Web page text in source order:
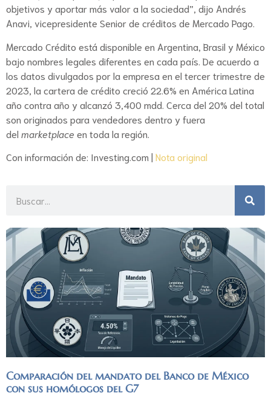
objetivos y aportar más valor a la sociedad”, dijo Andrés
Anavi, vicepresidente Senior de créditos de Mercado Pago.
Mercado Crédito está disponible en Argentina, Brasil y México
bajo nombres legales diferentes en cada país. De acuerdo a
los datos divulgados por la empresa en el tercer trimestre de
2023, la cartera de crédito creció 22.6% en América Latina
año contra año y alcanzó 3,400 mdd. Cerca del 20% del total
son originados para vendedores dentro y fuera
del marketplace en toda la región.
Con información de: Investing.com | Nota original
Comparación del mandato del Banco de México
con sus homólogos del G7